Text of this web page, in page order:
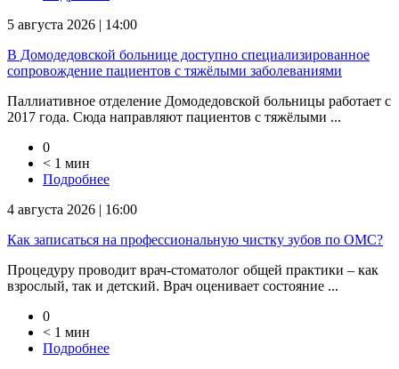
5 августа 2026 | 14:00
В Домодедовской больнице доступно специализированное
сопровождение пациентов с тяжёлыми заболеваниями
Паллиативное отделение Домодедовской больницы работает с
2017 года. Сюда направляют пациентов с тяжёлыми ...
0
< 1 мин
Подробнее
4 августа 2026 | 16:00
Как записаться на профессиональную чистку зубов по ОМС?
Процедуру проводит врач-стоматолог общей практики – как
взрослый, так и детский. Врач оценивает состояние ...
0
< 1 мин
Подробнее